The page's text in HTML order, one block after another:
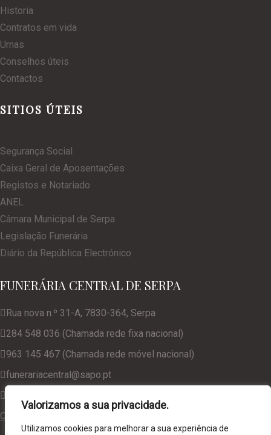
Valorizamos a sua privacidade.
Utilizamos cookies para melhorar a sua experiência de
Historia
Contratos em vida
Urnas
Conselhos úteis
Contactos
SITIOS ÚTEIS
Segurança Social
Caixa Geral de Aposentações
Registos e Notariado
ANEL
Câmara Municipal de Serpa
Legislação Funerária
Diário da República Electrónico
FUNERÁRIA CENTRAL DE SERPA
Rua nova n.º 31-A, 7830-364, Serpa
284 548 036 (Chamada rede fixa nacional)
963 145 467 (Chamada rede móvel nacional)
funerariacentral@sapo.pt
Consulte a nossa Política de Privacidade